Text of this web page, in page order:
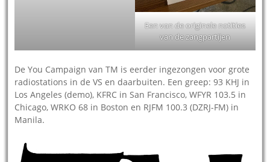
Een van de originele notities
van de zangpartijen
De You Campaign van TM is eerder ingezongen voor grote
radiostations in de VS en daarbuiten. Een greep: 93 KHJ in
Los Angeles (demo), KFRC in San Francisco, WFYR 103.5 in
Chicago, WRKO 68 in Boston en RJFM 100.3 (DZRJ-FM) in
Manila.